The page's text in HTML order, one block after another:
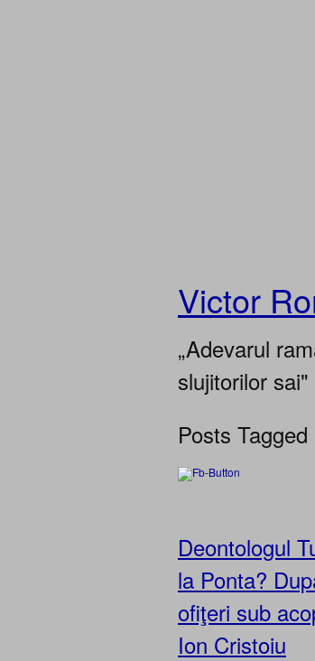
Victor
„Adevarul
slujitorilor
Posts Tagged
Deontologul
la Ponta?
ofiţeri sub
Ion Cristoiu